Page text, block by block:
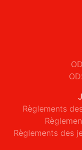
Règlements
Règlements des